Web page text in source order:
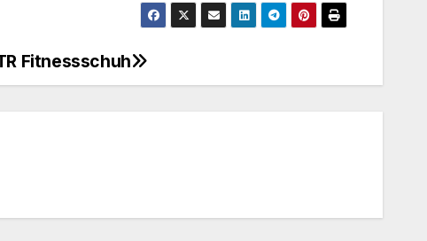
Fitnessschuh